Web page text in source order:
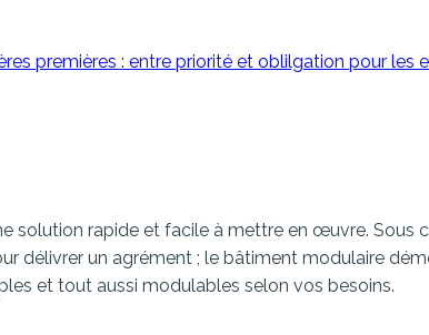
premières : entre priorité et oblilgation pour les
solution rapide et facile à mettre en œuvre. Sous
délivrer un agrément ; le bâtiment modulaire
et tout aussi modulables selon vos besoins.